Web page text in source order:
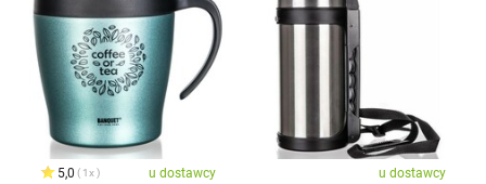
5,0 1x u dostawcy u dostawcy